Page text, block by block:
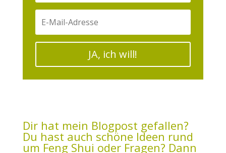
JA, ich will!
Dir hat mein Blogpost gefallen?
Du hast auch schöne Ideen rund
um Feng Shui oder Fragen? Dann